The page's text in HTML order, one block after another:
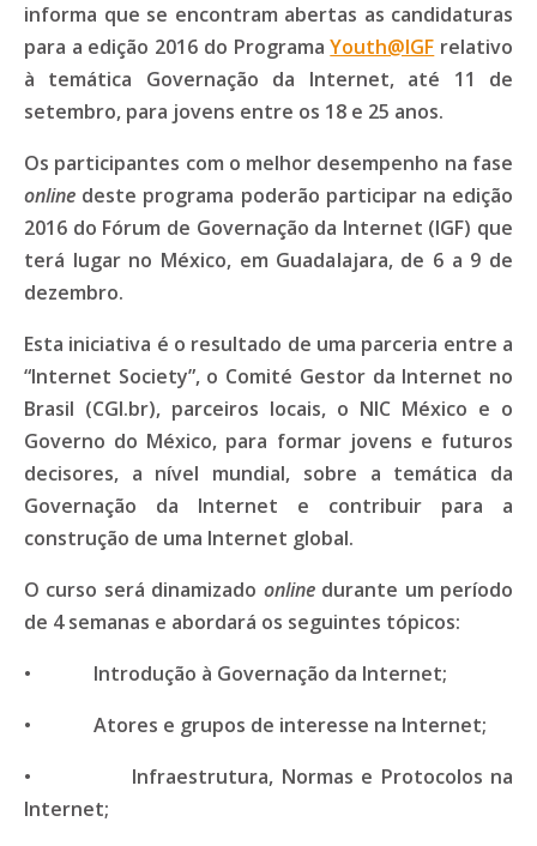
informa que se encontram abertas as candidaturas
para a edição 2016 do ProgramaYouth@IGF relativo
à temática Governação da Internet, até 11 de
setembro, para jovens entre os 18 e 25 anos.
Os participantes com o melhor desempenho na fase
online deste programa poderão participar na edição
2016 do Fórum de Governação da Internet (IGF) que
terá lugar no México, em Guadalajara, de 6 a 9 de
dezembro.
Esta iniciativa é o resultado de uma parceria entre a
“Internet Society”, o Comité Gestor da Internet no
Brasil (CGI.br), parceiros locais, o NIC México e o
Governo do México, para formar jovens e futuros
decisores, a nível mundial, sobre a temática da
Governação da Internet e contribuir para a
construção de uma Internet global.
O curso será dinamizado onlinedurante um período
de 4 semanas e abordará os seguintes tópicos:
• Introdução à Governação da Internet;
• Atores e grupos de interesse na Internet;
• Infraestrutura, Normas e Protocolos na
Internet;